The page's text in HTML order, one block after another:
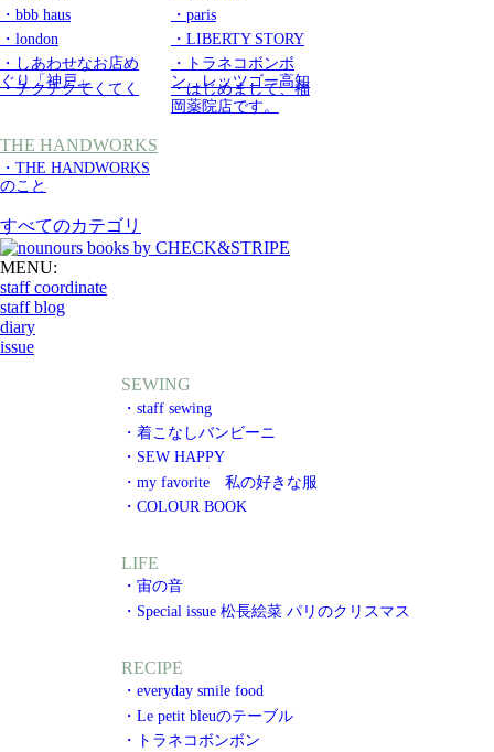
・bbb haus
・paris
・london
・LIBERTY STORY
・しあわせなお店め
ぐり「神戸」
・トラネコボンボ
ン レッツゴー高知
・チクチクてくてく
・はじめまして、福
岡薬院店です。
THE HANDWORKS
・THE HANDWORKS
のこと
すべてのカテゴリ
MENU:
staff coordinate
staff blog
diary
issue
SEWING
・staff sewing
・着こなしバンビーニ
・SEW HAPPY
・my favorite 私の好きな服
・COLOUR BOOK
LIFE
・宙の音
・Special issue 松長絵菜 パリのクリスマス
RECIPE
・everyday smile food
・Le petit bleuのテーブル
・トラネコボンボン